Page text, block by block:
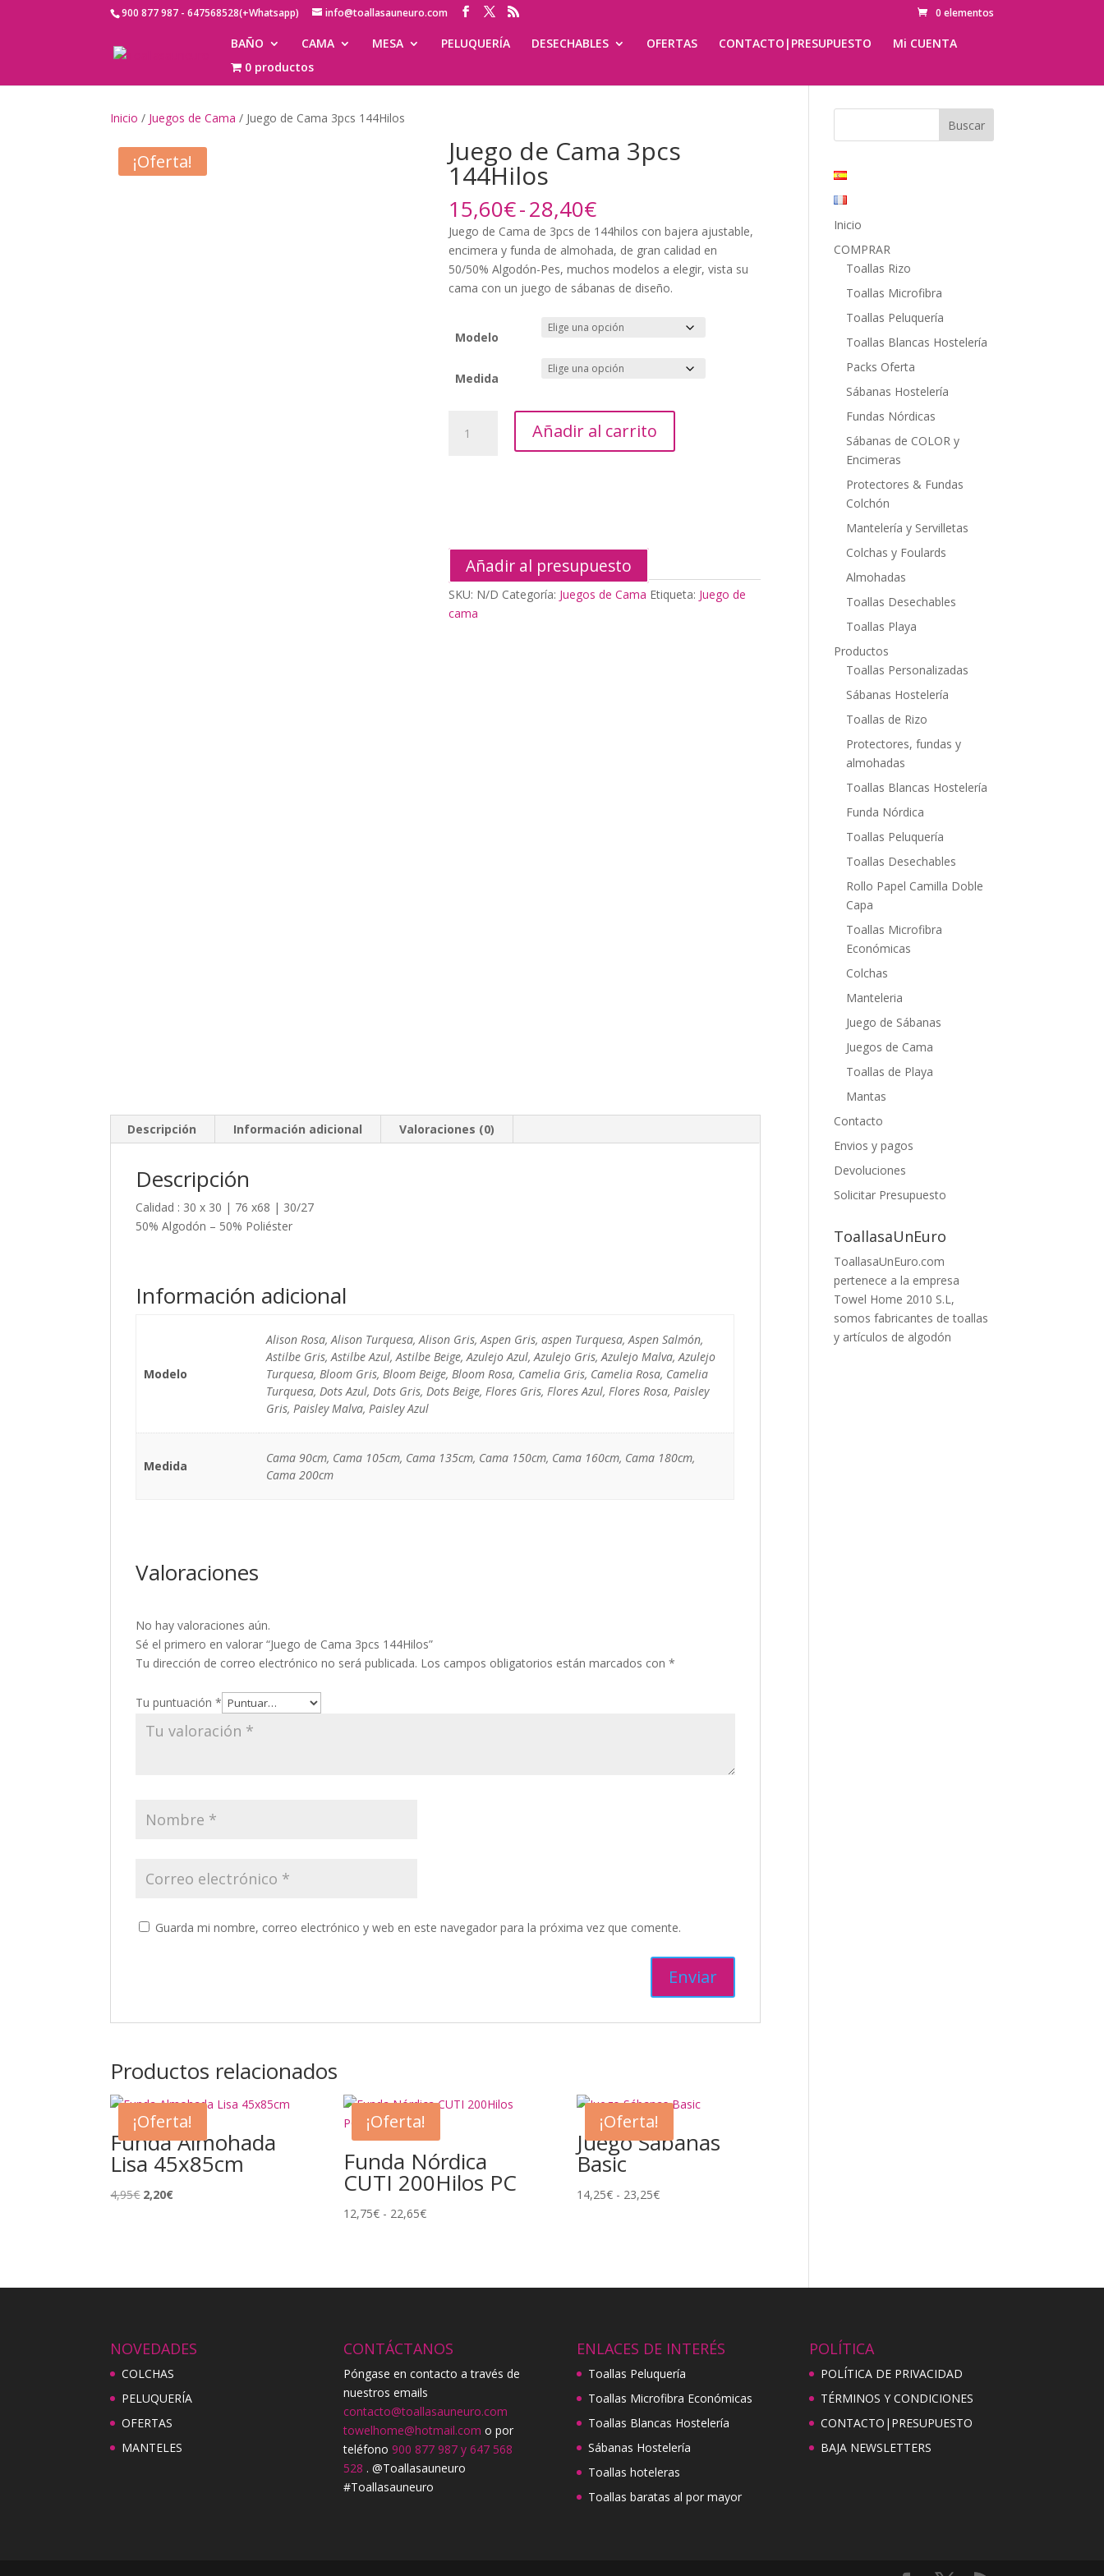
900 877 987 - 647568528(+Whatsapp) info@toallasauneuro.com 0 elementos
BAÑO CAMA MESA PELUQUERÍA DESECHABLES OFERTAS CONTACTO|PRESUPUESTO
Mi CUENTA
0 productos
Inicio / Juegos de Cama / Juego de Cama 3pcs 144Hilos
¡Oferta! Juego de Cama 3pcs
144Hilos
15,60€-28,40€Rango
de
precios:
desde
15,60€
hasta
28,40€
Juego de Cama de 3pcs de 144hilos con bajera ajustable,
encimera y funda de almohada, de gran calidad en
50/50% Algodón-Pes, muchos modelos a elegir, vista su
cama con un juego de sábanas de diseño.
Modelo
Medida
Añadir al carrito
Añadir al presupuesto
SKU: N/D Categoría: Juegos de Cama Etiqueta: Juego de
cama
Descripción Información adicional Valoraciones (0)
Descripción
Calidad : 30 x 30 | 76 x68 | 30/27
50% Algodón – 50% Poliéster
Información adicional
Modelo
Alison Rosa, Alison Turquesa, Alison Gris, Aspen Gris, aspen Turquesa, Aspen Salmón,
Astilbe Gris, Astilbe Azul, Astilbe Beige, Azulejo Azul, Azulejo Gris, Azulejo Malva, Azulejo
Turquesa, Bloom Gris, Bloom Beige, Bloom Rosa, Camelia Gris, Camelia Rosa, Camelia
Turquesa, Dots Azul, Dots Gris, Dots Beige, Flores Gris, Flores Azul, Flores Rosa, Paisley
Gris, Paisley Malva, Paisley Azul
Medida
Cama 90cm, Cama 105cm, Cama 135cm, Cama 150cm, Cama 160cm, Cama 180cm,
Cama 200cm
Valoraciones
No hay valoraciones aún.
Sé el primero en valorar “Juego de Cama 3pcs 144Hilos”
Tu dirección de correo electrónico no será publicada. Los campos obligatorios están marcados con*
Tu puntuación*
Guarda mi nombre, correo electrónico y web en este navegador para la próxima vez que comente.
Productos relacionados
¡Oferta!
Funda Almohada
Lisa 45x85cm
4,95€ El
2,20€El
¡Oferta!
Funda Nórdica
CUTI 200Hilos PC
12,75€ - 22,65€Rango
12,75€
¡Oferta!
Juego Sábanas
Basic
14,25€ - 23,25€Rango
hasta
Inicio
COMPRAR
Toallas Rizo
Toallas Microfibra
Toallas Peluquería
Toallas Blancas Hostelería
Packs Oferta
Sábanas Hostelería
Fundas Nórdicas
Sábanas de COLOR y
Encimeras
Protectores & Fundas
Colchón
Mantelería y Servilletas
Colchas y Foulards
Almohadas
Toallas Desechables
Toallas Playa
Productos
Toallas Personalizadas
Sábanas Hostelería
Toallas de Rizo
Protectores, fundas y
almohadas
Toallas Blancas Hostelería
Funda Nórdica
Toallas Peluquería
Toallas Desechables
Rollo Papel Camilla Doble
Capa
Toallas Microfibra
Económicas
Colchas
Manteleria
Juego de Sábanas
Juegos de Cama
Toallas de Playa
Mantas
Contacto
Envios y pagos
Devoluciones
Solicitar Presupuesto
ToallasaUnEuro
ToallasaUnEuro.com
pertenece a la empresa
Towel Home 2010 S.L,
somos fabricantes de toallas
y artículos de algodón
NOVEDADES
COLCHAS
PELUQUERÍA
OFERTAS
MANTELES
CONTÁCTANOS
Póngase en contacto a través de
nuestros emails
contacto@toallasauneuro.com
towelhome@hotmail.com o por
teléfono 900 877 987 y 647 568
528 . @Toallasauneuro
#Toallasauneuro
ENLACES DE INTERÉS
Toallas Peluquería
Toallas Microfibra Económicas
Toallas Blancas Hostelería
Sábanas Hostelería
Toallas hoteleras
Toallas baratas al por mayor
POLÍTICA
POLÍTICA DE PRIVACIDAD
TÉRMINOS Y CONDICIONES
CONTACTO|PRESUPUESTO
BAJA NEWSLETTERS